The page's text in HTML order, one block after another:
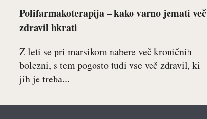
Polifarmakoterapija – kako varno jemati več
zdravil hkrati
Z leti se pri marsikom nabere več kroničnih
bolezni, s tem pogosto tudi vse več zdravil, ki
jih je treba...